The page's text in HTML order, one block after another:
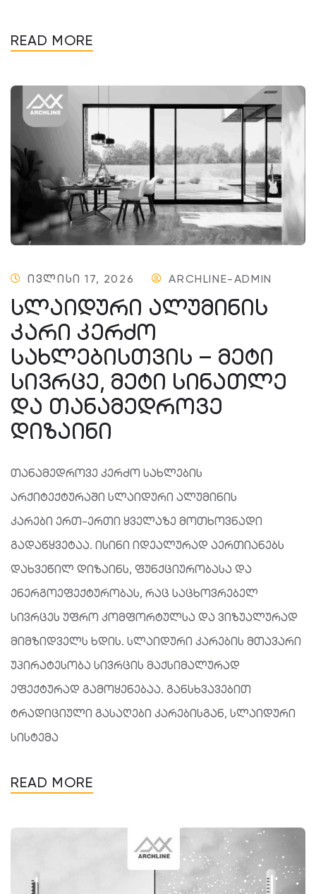
READ MORE
ᲘᲕᲚᲘᲡᲘ 17, 2026 ARCHLINE-ADMIN
ᲡᲚᲐᲘᲓᲣᲠᲘ ᲐᲚᲣᲛᲘᲜᲘᲡ
ᲙᲐᲠᲘ ᲙᲔᲠᲫᲝ
ᲡᲐᲮᲚᲔᲑᲘᲡᲗᲕᲘᲡ – ᲛᲔᲢᲘ
ᲡᲘᲕᲠᲪᲔ, ᲛᲔᲢᲘ ᲡᲘᲜᲐᲗᲚᲔ
ᲓᲐ ᲗᲐᲜᲐᲛᲔᲓᲠᲝᲕᲔ
ᲓᲘᲖᲐᲘᲜᲘ
თანამედროვე კერძო სახლების
არქიტექტურაში სლაიდური ალუმინის
კარები ერთ-ერთი ყველაზე მოთხოვნადი
გადაწყვეტაა. ისინი იდეალურად აერთიანებს
დახვეწილ დიზაინს, ფუნქციურობასა და
ენერგოეფექტურობას, რაც საცხოვრებელ
სივრცეს უფრო კომფორტულსა და ვიზუალურად
მიმზიდველს ხდის. სლაიდური კარების მთავარი
უპირატესობა სივრცის მაქსიმალურად
ეფექტურად გამოყენებაა. განსხვავებით
ტრადიციული გასაღები კარებისგან, სლაიდური
სისტემა
READ MORE